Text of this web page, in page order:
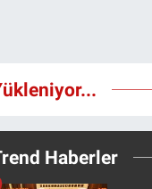
Haberler